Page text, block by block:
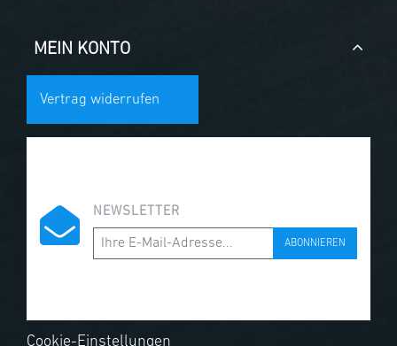
MEIN KONTO
Vertrag widerrufen
NEWSLETTER
ABONNIEREN
Cookie-Einstellungen